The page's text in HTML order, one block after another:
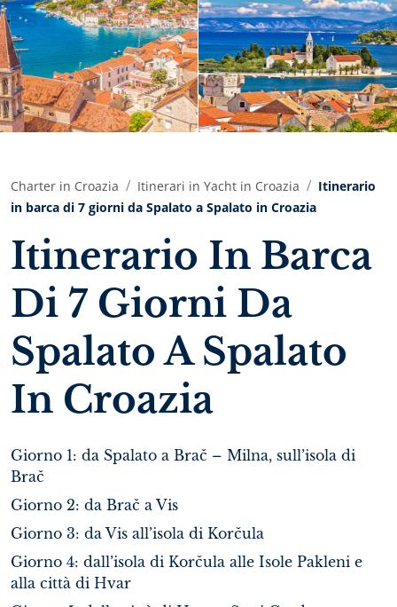
Charter in Croazia Itinerari in Yacht in Croazia
Itinerario
in barca di 7 giorni da Spalato a Spalato in Croazia
Itinerario In Barca
Di 7 Giorni Da
Spalato A Spalato
In Croazia
Giorno 1: da Spalato a Brač – Milna, sull’isola di
Brač
Giorno 2: da Brač a Vis
Giorno 3: da Vis all’isola di Korčula
Giorno 4: dall’isola di Korčula alle Isole Pakleni e
alla città di Hvar